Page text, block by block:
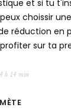
et si tu
choissir
de réduction en
sur ta
h 14 min